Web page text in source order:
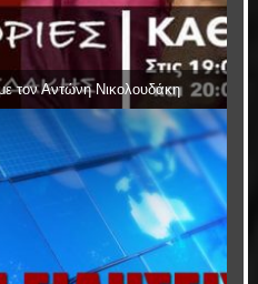
τον Αντώνη Νικολουδάκη